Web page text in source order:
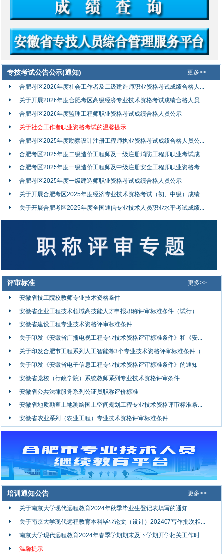
专技考试公告公示(通知) 更多>>
合肥考区2026年度社会工作者及二级建造师职业资格考试成绩合格人...
关于开展2026年度合肥考区高级经济专业技术资格考试成绩合格人员...
合肥考区2026年度监理工程师职业资格考试成绩合格人员公示
关于社会工作者职业资格考试的温馨提示
合肥考区2025年度勘察设计注册工程师执业资格考试成绩合格人员公...
合肥考区2025年度二级造价工程师及一级注册消防工程师职业考试成...
合肥考区2025年度一级造价工程师及中级注册安全工程师职业资格考...
合肥考区2025年度一级建造师职业资格考试成绩合格人员公示
关于开展合肥考区2025年度经济专业技术资格考试（初、中级）成绩...
关于开展合肥考区2025年度全国通信专业技术人员职业水平考试成绩...
评审标准 更多>>
安徽省技工院校教师专业技术资格条件
安徽省企业工程技术领域高技能人才申报职称评审标准条件（试行）
安徽省建设工程专业技术资格评审标准条件
关于印发《安徽省广播电视工程专业技术资格评审标准条件》和《安...
关于印发合肥市工程系列人工智能等3个专业技术资格评审标准条件（...
关于印发《安徽省电子信息工程专业技术资格评审标准条件》的通知
安徽省党校（行政学院）系统教师系列专业技术资格评审条件
安徽省公共法律服务系列公证员职称评价标准
安徽省地质勘查土地测绘国土空间规划工程专业技术资格评审标准条...
安徽省农业系列（农业工程）专业技术资格评审标准条件
培训通知公告 更多>>
关于南京大学现代远程教育2024年秋季毕业生登记表填写的通知
关于南京大学现代远程教育本科毕业论文（设计）202407写作批次相...
南京大学现代远程教育2024年春季学期期末及下学期开学相关工作时...
温馨提示